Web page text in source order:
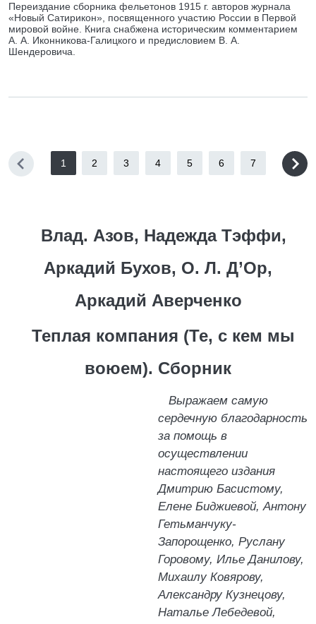
Переиздание сборника фельетонов 1915 г. авторов журнала
«Новый Сатирикон», посвященного участию России в Первой
мировой войне. Книга снабжена историческим комментарием
А. А. Иконникова-Галицкого и предисловием В. А.
Шендеровича.
1 2 3 4 5 6 7
Влад. Азов, Надежда Тэффи,
Аркадий Бухов, О. Л. Д’Ор,
Аркадий Аверченко
Теплая компания (Те, с кем мы
воюем). Сборник
Выражаем самую
сердечную благодарность
за помощь в
осуществлении
настоящего издания
Дмитрию Басистому,
Елене Биджиевой, Антону
Гетьманчуку-
Запорощенко, Руслану
Горовому, Илье Данилову,
Михаилу Ковярову,
Александру Кузнецову,
Наталье Лебедевой,